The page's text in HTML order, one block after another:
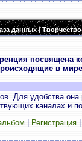
данных|Творчество
посвящена
в
Для удобства
каналах и
Регистрация